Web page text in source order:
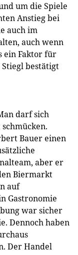
um die Spiele
Anstieg bei
auch im
auch wenn
ein Faktor für
bestätigt
darf sich
Bauer einen
aber er
Biermarkt
auf
Gastronomie
war sicher
Dennoch haben
Der Handel